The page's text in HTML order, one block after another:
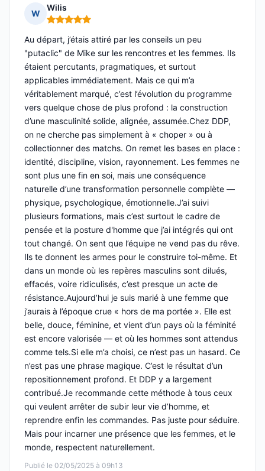
W
Wilis
Note : 5 sur 5
Publié le 02/05/2025 à 09h13
Au départ, j’étais attiré par les conseils un peu
"putaclic" de Mike sur les rencontres et les femmes. Ils
étaient percutants, pragmatiques, et surtout
applicables immédiatement. Mais ce qui m’a
véritablement marqué, c’est l’évolution du programme
vers quelque chose de plus profond : la construction
d’une masculinité solide, alignée, assumée.Chez DDP,
on ne cherche pas simplement à « choper » ou à
collectionner des matchs. On remet les bases en place :
identité, discipline, vision, rayonnement. Les femmes ne
sont plus une fin en soi, mais une conséquence
naturelle d’une transformation personnelle complète —
physique, psychologique, émotionnelle.J’ai suivi
plusieurs formations, mais c’est surtout le cadre de
pensée et la posture d'homme que j’ai intégrés qui ont
tout changé. On sent que l’équipe ne vend pas du rêve.
Ils te donnent les armes pour le construire toi-même. Et
dans un monde où les repères masculins sont dilués,
effacés, voire ridiculisés, c’est presque un acte de
résistance.Aujourd’hui je suis marié à une femme que
j’aurais à l’époque crue « hors de ma portée ». Elle est
belle, douce, féminine, et vient d’un pays où la féminité
est encore valorisée — et où les hommes sont attendus
comme tels.Si elle m’a choisi, ce n’est pas un hasard. Ce
n’est pas une phrase magique. C’est le résultat d’un
repositionnement profond. Et DDP y a largement
contribué.Je recommande cette méthode à tous ceux
qui veulent arrêter de subir leur vie d’homme, et
reprendre enfin les commandes. Pas juste pour séduire.
Mais pour incarner une présence que les femmes, et le
monde, respectent naturellement.